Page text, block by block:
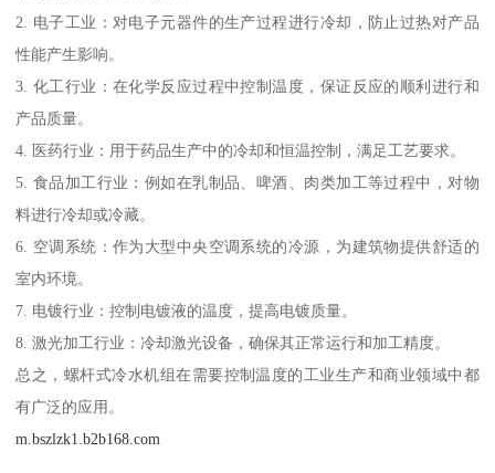
2. 电子工业：对电子元器件的生产过程进行冷却，防止过热对产品
性能产生影响。
3. 化工行业：在化学反应过程中控制温度，保证反应的顺利进行和
产品质量。
4. 医药行业：用于药品生产中的冷却和恒温控制，满足工艺要求。
5. 食品加工行业：例如在乳制品、啤酒、肉类加工等过程中，对物
料进行冷却或冷藏。
6. 空调系统：作为大型中央空调系统的冷源，为建筑物提供舒适的
室内环境。
7. 电镀行业：控制电镀液的温度，提高电镀质量。
8. 激光加工行业：冷却激光设备，确保其正常运行和加工精度。
总之，螺杆式冷水机组在需要控制温度的工业生产和商业领域中都
有广泛的应用。
m.bszlzk1.b2b168.com